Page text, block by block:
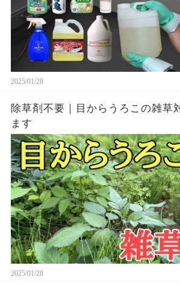
2025/01/28
除草剤不要｜目からうろこの雑草
ます
2025/01/28